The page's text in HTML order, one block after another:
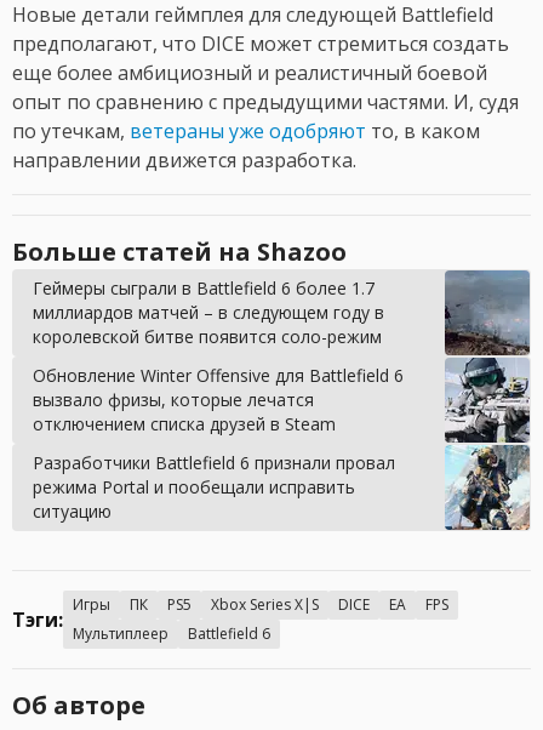
Новые детали геймплея для следующей Battlefield
предполагают, что DICE может стремиться создать
еще более амбициозный и реалистичный боевой
опыт по сравнению с предыдущими частями. И, судя
по утечкам, ветераны уже одобряют то, в каком
направлении движется разработка.
Больше статей на Shazoo
Геймеры сыграли в Battlefield 6 более 1.7
миллиардов матчей – в следующем году в
королевской битве появится соло-режим
Обновление Winter Offensive для Battlefield 6
вызвало фризы, которые лечатся
отключением списка друзей в Steam
Разработчики Battlefield 6 признали провал
режима Portal и пообещали исправить
ситуацию
Тэги:
Игры ПК PS5 Xbox Series X|S DICE EA
FPS
Мультиплеер
Battlefield 6
Об авторе